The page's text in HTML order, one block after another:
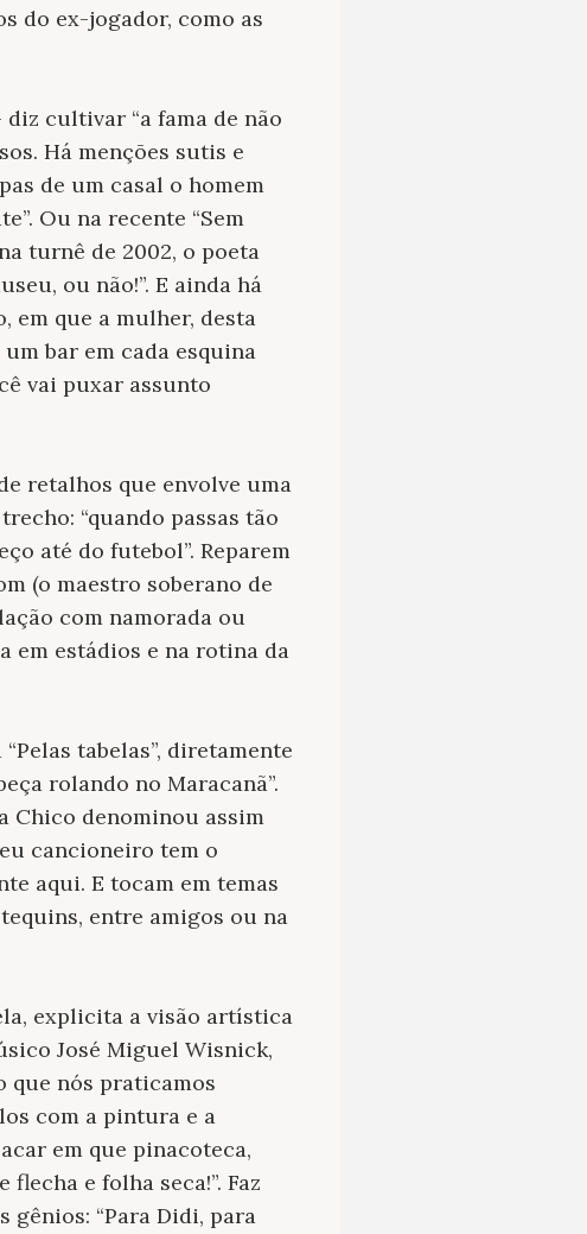
do ex-jogador, como as
cultivar “a fama de não
Há menções sutis e
de um casal o homem
Ou na recente “Sem
turnê de 2002, o poeta
ou não!”. E ainda há
em que a mulher, desta
bar em cada esquina
vai puxar assunto
retalhos que envolve uma
“quando passas tão
até do futebol”. Reparem
(o maestro soberano de
com namorada ou
em estádios e na rotina da
tabelas”, diretamente
rolando no Maracanã”.
Chico denominou assim
cancioneiro tem o
aqui. E tocam em temas
entre amigos ou na
explicita a visão artística
José Miguel Wisnick,
que nós praticamos
com a pintura e a
em que pinacoteca,
e folha seca!”. Faz
gênios: “Para Didi, para